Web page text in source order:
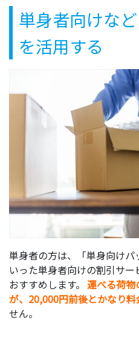
単身者向けな
を活用する
単身者の方は、「単身向け
いった単身者向けの割引サ
おすすめします。 運べる荷物
が、20,000円前後とかなり
せん。